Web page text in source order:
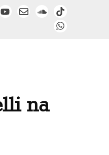
na